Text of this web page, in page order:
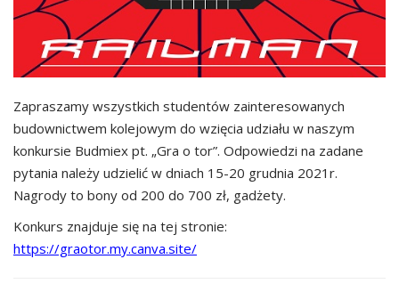
Zapraszamy wszystkich studentów zainteresowanych
budownictwem kolejowym do wzięcia udziału w naszym
konkursie Budmiex pt. „Gra o tor”. Odpowiedzi na zadane
pytania należy udzielić w dniach 15-20 grudnia 2021r.
Nagrody to bony od 200 do 700 zł, gadżety.
Konkurs znajduje się na tej stronie:
https://graotor.my.canva.site/